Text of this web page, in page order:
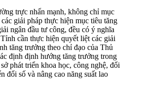
trực nhấn mạnh, không chỉ mục
giải pháp thực hiện mục tiêu tăng
ngân đầu tư công, đều có ý nghĩa
cần thực hiện quyết liệt các giải
tăng trưởng theo chỉ đạo của Thủ
định định hướng tăng trưởng trong
phát triển khoa học, công nghệ, đổi
đổi số và nâng cao năng suất lao